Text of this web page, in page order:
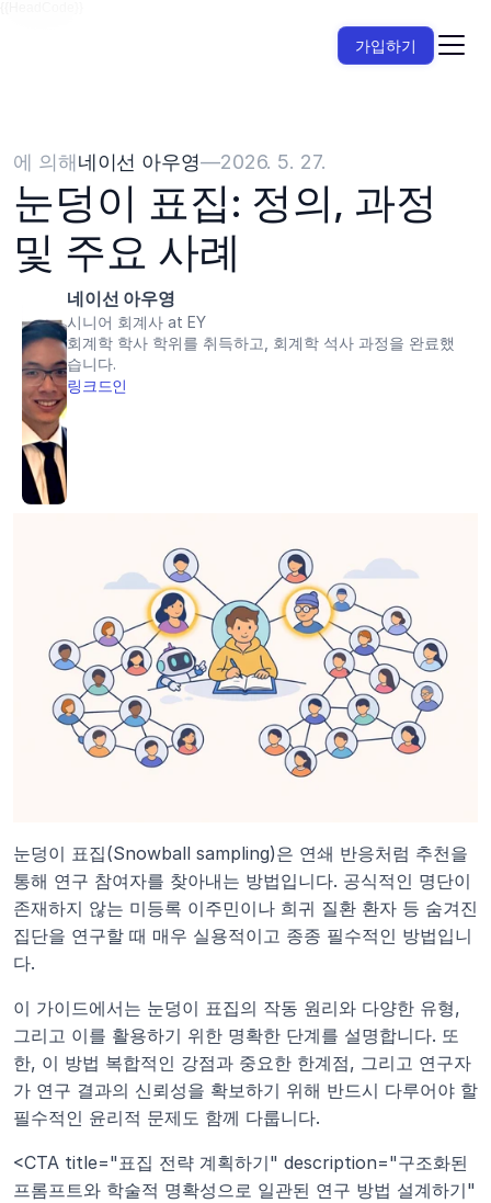
가입하기
에 의해네이선 아우영—2026. 5. 27.
눈덩이 표집: 정의, 과정
및 주요 사례
네이선 아우영
시니어 회계사 at EY
회계학 학사 학위를 취득하고, 회계학 석사 과정을 완료했
습니다.
링크드인
눈덩이 표집(Snowball sampling)은 연쇄 반응처럼 추천을
통해 연구 참여자를 찾아내는 방법입니다. 공식적인 명단이
존재하지 않는 미등록 이주민이나 희귀 질환 환자 등 숨겨진
집단을 연구할 때 매우 실용적이고 종종 필수적인 방법입니
다.
이 가이드에서는 눈덩이 표집의 작동 원리와 다양한 유형,
그리고 이를 활용하기 위한 명확한 단계를 설명합니다. 또
한, 이 방법 복합적인 강점과 중요한 한계점, 그리고 연구자
가 연구 결과의 신뢰성을 확보하기 위해 반드시 다루어야 할
필수적인 윤리적 문제도 함께 다룹니다.
<CTA title="표집 전략 계획하기" description="구조화된
프롬프트와 학술적 명확성으로 일관된 연구 방법 설계하기"